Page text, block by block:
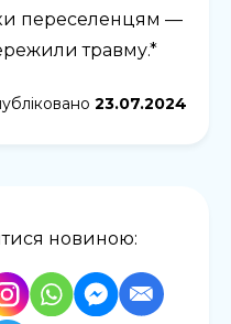
переселенцям —
травму.*
23.07.2024
новиною: